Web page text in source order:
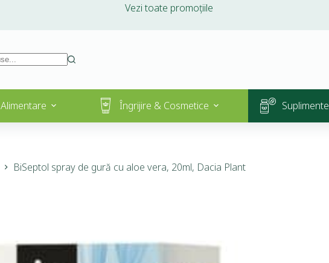
Vezi toate promoțiile
Alimentare Îngrijire & Cosmetice Suplimente
BiSeptol spray de gură cu aloe vera, 20ml, Dacia Plant